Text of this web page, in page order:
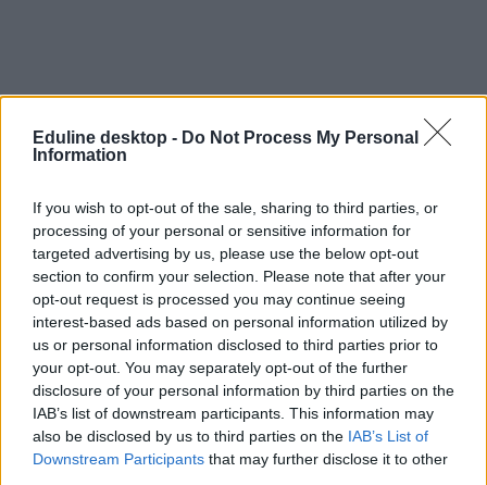
Eduline desktop - Do Not Process My Personal
Information
If you wish to opt-out of the sale, sharing to third parties, or
processing of your personal or sensitive information for
targeted advertising by us, please use the below opt-out
section to confirm your selection. Please note that after your
opt-out request is processed you may continue seeing
interest-based ads based on personal information utilized by
us or personal information disclosed to third parties prior to
your opt-out. You may separately opt-out of the further
disclosure of your personal information by third parties on the
IAB’s list of downstream participants. This information may
also be disclosed by us to third parties on the IAB’s List of
Downstream Participants that may further disclose it to other
alkalmazás
agytorna
ingyenes alkalmazás
ingyenes app
app
infotech
színes
appajánló